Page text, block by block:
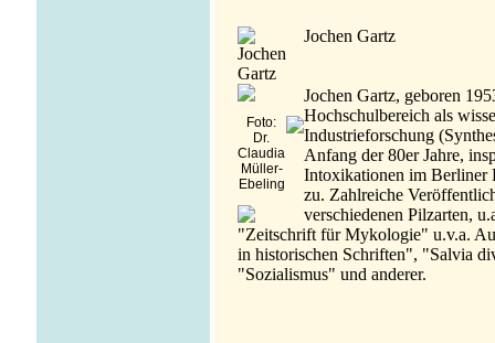
Foto:
Dr.
Claudia
Müller-
Ebeling
Jochen Gartz
Jochen Gartz, geboren
Hochschulbereich als
Industrieforschung
Anfang der 80er Jahre,
Intoxikationen im Berliner
zu. Zahlreiche
verschiedenen Pilzarten,
"Zeitschrift für Mykologie" u.v.a.
in historischen Schriften", "Salvia
"Sozialismus" und anderer.